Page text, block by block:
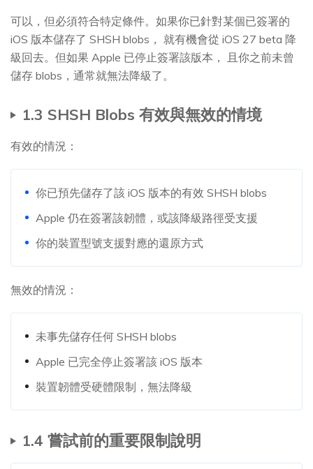
可以，但必須符合特定條件。如果你已針對某個已簽署的
iOS 版本儲存了 SHSH blobs， 就有機會從 iOS 27 beta 降
級回去。但如果 Apple 已停止簽署該版本， 且你之前未曾
儲存 blobs，通常就無法降級了。
1.3 SHSH Blobs 有效與無效的情境
有效的情況：
你已預先儲存了該 iOS 版本的有效 SHSH blobs
Apple 仍在簽署該韌體，或該降級路徑受支援
你的裝置型號支援對應的還原方式
無效的情況：
未事先儲存任何 SHSH blobs
Apple 已完全停止簽署該 iOS 版本
裝置韌體受硬體限制，無法降級
1.4 嘗試前的重要限制說明